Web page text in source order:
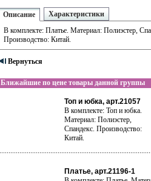
Описание
Характеристики
В комплекте: Платье. Материал: Полиэстер,
Производство: Китай.
Вернуться
Ближайшие по цене товары данной группы
Топ и юбка, арт.21057
В комплекте: Топ и юбка.
Материал: Полиэстер,
Спандекс. Производство:
Китай.
Платье, арт.21196-1